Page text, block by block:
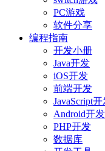
PC游戏
软件分享
编程指南
开发小册
Java开发
iOS开发
前端开发
JavaScript
Android开发
PHP开发
数据库